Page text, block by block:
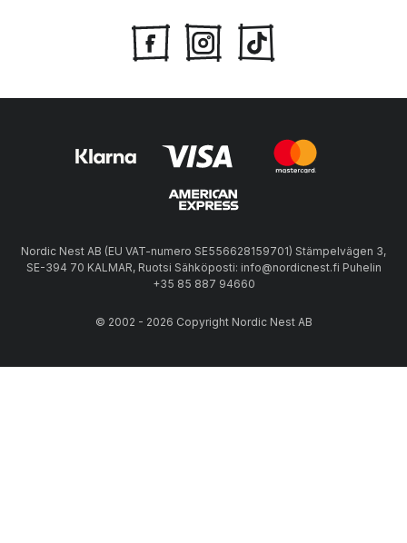
Nordic Nest AB (EU VAT-numero SE556628159701) Stämpelvägen 3,
SE-394 70 KALMAR, Ruotsi Sähköposti: info@nordicnest.fi Puhelin
+35 85 887 94660
© 2002 - 2026 Copyright Nordic Nest AB